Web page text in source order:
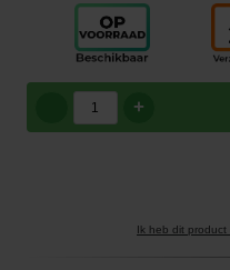
+
Ik heb dit product